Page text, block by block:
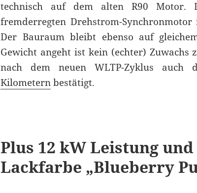
technisch auf dem alten R90 Motor.
fremderregten Drehstrom-
Der Bauraum bleibt ebenso auf
Gewicht angeht ist kein (echter) Zuwachs
nach dem neuen WLTP-Zyklus auch
Kilometernbestätigt.
Plus 12 kW Leistung und
Lackfarbe „Blueberry